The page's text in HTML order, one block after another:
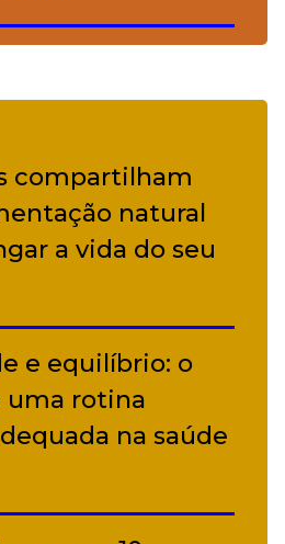
repertório
de R$ 17
retoma
para show em
compartilham
natural
a vida do seu
e equilíbrio: o
uma rotina
na saúde